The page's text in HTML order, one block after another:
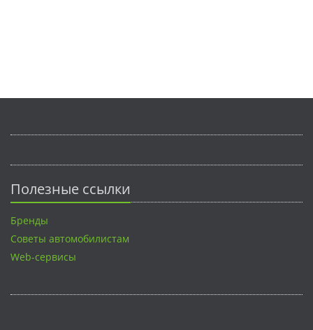
Полезные ссылки
Бренды
Советы автомобилистам
Web-сервисы